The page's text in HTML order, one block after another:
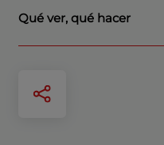
Qué ver, qué hacer